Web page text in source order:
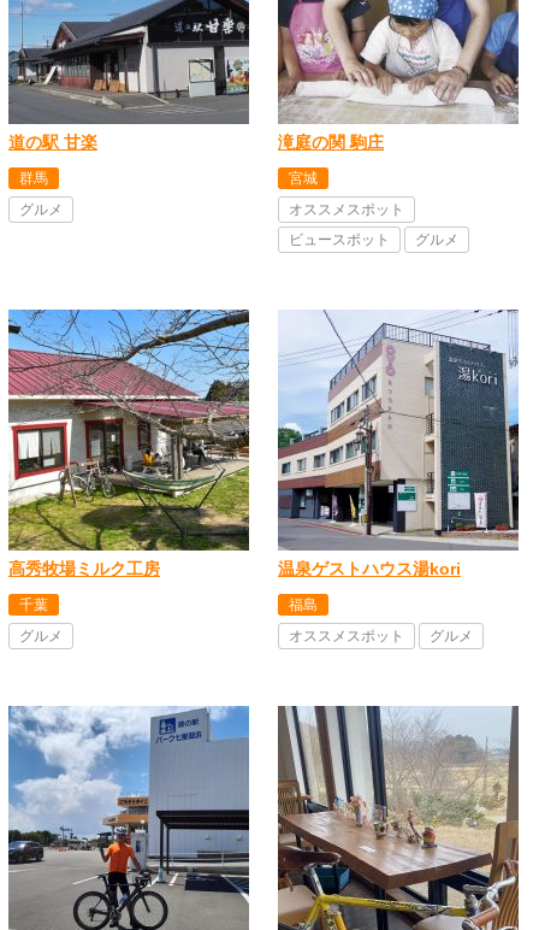
道の駅 甘楽
群馬
グルメ
滝庭の関 駒庄
宮城
オススメスポット
ビュースポット
グルメ
高秀牧場ミルク工房
千葉
グルメ
温泉ゲストハウス湯kori
福島
オススメスポット
グルメ